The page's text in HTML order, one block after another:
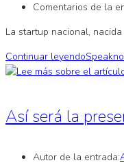
Comentarios de la
La startup nacional,
Continuar leyendo
Así será la
Autor de la entrada: